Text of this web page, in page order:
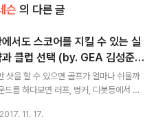
슨 의 다른 글
서도 스코어를 지킬 수 있는 실
과 클럽 선택 (by. GEA 김성준
샷을 할 수 있으면 골프가 얼마나 쉬울까
드를 하다보면 러프, 벙커, 디봇등에서 트
빠져나오기 위해 무조건 긴 클럽으로 샷
2017. 11. 17.